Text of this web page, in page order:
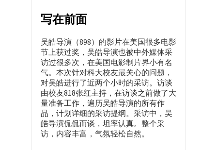
写在前面
吴皓导演（898）的影片在美国很多电影
节上获过奖，吴皓导演也被中外媒体采
访过很多次，在美国电影制片界小有名
气。本次针对科大校友最关心的问题，
对吴皓进行了近两个小时的采访。访谈
由校友818张红主持，在访谈之前做了大
量准备工作，遍历吴皓导演的所有作
品，计划详细的采访提纲。采访中，吴
皓导演侃侃而谈，坦率认真。整个采
访，内容丰富，气氛轻松自然。